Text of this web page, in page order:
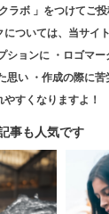
ラボ 」をつけてご
については、当サイ
ションに ・ロゴマ
思い ・作成の際に
すくなりますよ！